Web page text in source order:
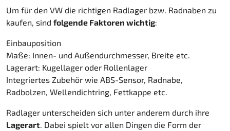
Um für den VW die richtigen Radlager bzw. Radnaben zu
kaufen, sind folgende Faktoren wichtig:
Einbauposition
Maße: Innen- und Außendurchmesser, Breite etc.
Lagerart: Kugellager oder Rollenlager
Integriertes Zubehör wie ABS-Sensor, Radnabe,
Radbolzen, Wellendichtring, Fettkappe etc.
Radlager unterscheiden sich unter anderem durch ihre
Lagerart . Dabei spielt vor allen Dingen die Form der